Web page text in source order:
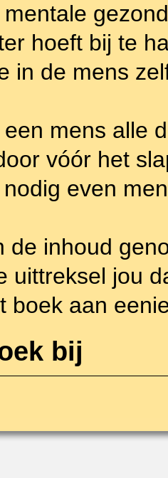
hoeft bij te
in de mens
mens alle
vóór het
even
de inhoud
uittreksel jou
boek aan
bij